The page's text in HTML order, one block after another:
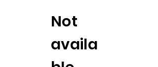
Not
availa